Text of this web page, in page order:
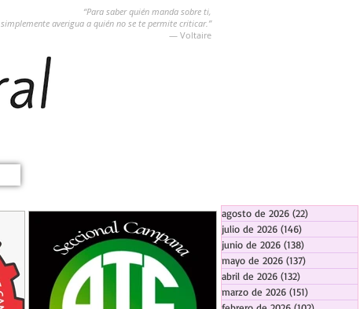
“Para saber quién manda sobre ti,
simplemente averigua a quién no se te permite criticar.”
― Voltaire
agosto de 2026 (22)
julio de 2026 (146)
junio de 2026 (138)
mayo de 2026 (137)
abril de 2026 (132)
marzo de 2026 (151)